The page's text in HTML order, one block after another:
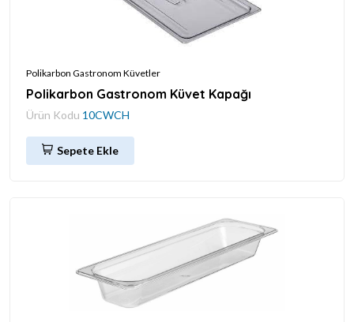
Polikarbon Gastronom Küvetler
Polikarbon Gastronom Küvet Kapağı
Ürün Kodu 10CWCH
Sepete Ekle